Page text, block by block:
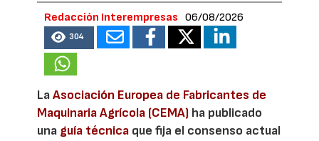
Redacción Interempresas 06/08/2026
304
LaAsociación Europea de Fabricantes de
Maquinaria Agrícola (CEMA) ha publicado
una guía técnica que fija el consenso actual